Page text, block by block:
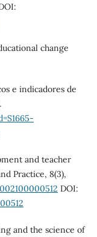
change
e indicadores de
and teacher
Practice, 8(3),
DOI:
and the science of